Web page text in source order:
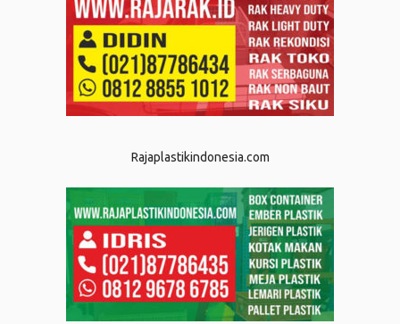
Rajaplastikindonesia.com